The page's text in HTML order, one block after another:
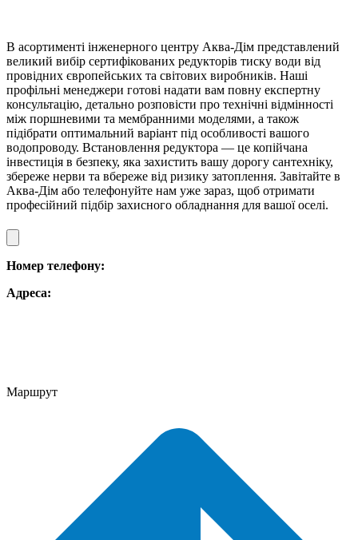
В асортименті інженерного центру Аква-Дім представлений
великий вибір сертифікованих редукторів тиску води від
провідних європейських та світових виробників. Наші
профільні менеджери готові надати вам повну експертну
консультацію, детально розповісти про технічні відмінності
між поршневими та мембранними моделями, а також
підібрати оптимальний варіант під особливості вашого
водопроводу. Встановлення редуктора — це копійчана
інвестиція в безпеку, яка захистить вашу дорогу сантехніку,
збереже нерви та вбереже від ризику затоплення. Завітайте в
Аква-Дім або телефонуйте нам уже зараз, щоб отримати
професійний підбір захисного обладнання для вашої оселі.
Номер телефону:
Адреса:
Маршрут